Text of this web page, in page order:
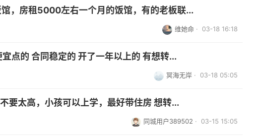
，房租5000左右一个月的饭馆，有的老板联...
维她命 · 03-18 16:18
点的 合同稳定的 开了一年以上的 有想转...
冥海无岸 · 03-18 05:05
要太高，小孩可以上学，最好带住房 想转...
同城用户389502 · 03-15 15:05